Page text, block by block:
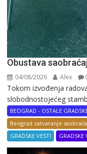
Obustava
04/08/2026 Alex
Tokom izvođenja
slobodnostojećeg
BEOGRAD - OSTALE
Beograd zatvaranje
GRADSKE VESTI
GRADSKE